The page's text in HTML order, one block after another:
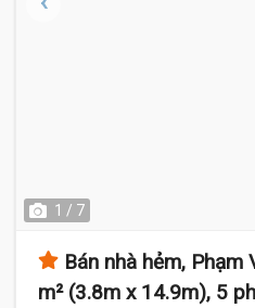
1 / 7
Bán nhà hẻm, Phạm
m² (3.8m x 14.9m), 5